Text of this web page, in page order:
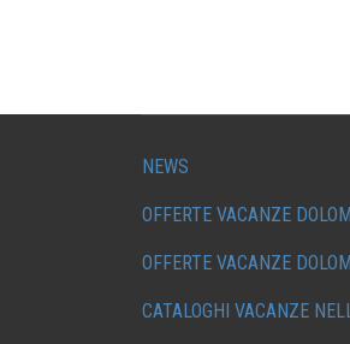
NEWS
OFFERTE VACANZE
OFFERTE VACANZE
CATALOGHI VACANZE